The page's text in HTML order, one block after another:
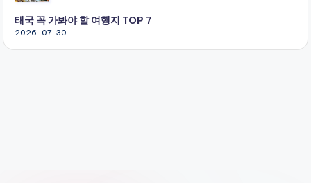
태국 꼭 가봐야 할 여행지 TOP 7
2026-07-30